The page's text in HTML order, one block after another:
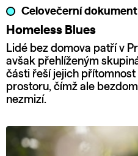
Celovečerní dokument
Homeless Blues
Lidé bez domova patří v
avšak přehlíženým
části řeší jejich
prostoru, čímž ale
nezmizí.